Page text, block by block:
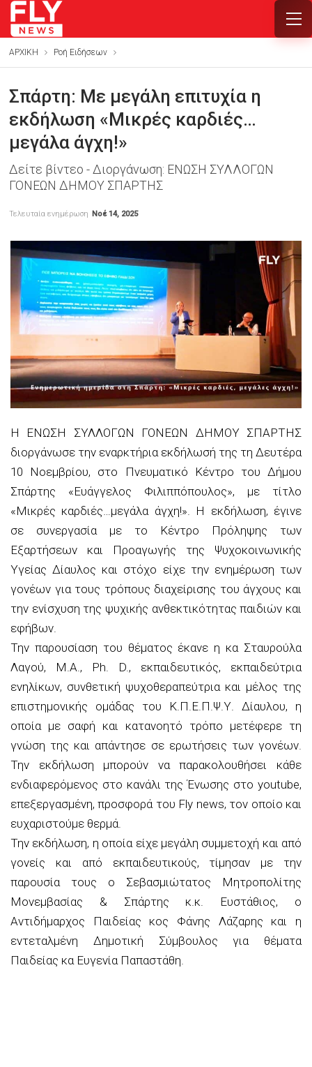
ΑΡΧΙΚΗ Ροή Ειδήσεων
Σπάρτη: Με μεγάλη επιτυχία η
εκδήλωση «Μικρές καρδιές…
μεγάλα άγχη!»
Δείτε βίντεο - Διοργάνωση: ΕΝΩΣΗ ΣΥΛΛΟΓΩΝ
ΓΟΝΕΩΝ ΔΗΜΟΥ ΣΠΑΡΤΗΣ
Τελευταία ενημέρωση Νοέ 14, 2025
Η ΕΝΩΣΗ ΣΥΛΛΟΓΩΝ ΓΟΝΕΩΝ ΔΗΜΟΥ ΣΠΑΡΤΗΣ
διοργάνωσε την εναρκτήρια εκδήλωσή της τη Δευτέρα
10 Νοεμβρίου, στο Πνευματικό Κέντρο του Δήμου
Σπάρτης «Ευάγγελος Φιλιππόπουλος», με τίτλο
«Μικρές καρδιές…μεγάλα άγχη!». Η εκδήλωση, έγινε
σε συνεργασία με το Κέντρο Πρόληψης των
Εξαρτήσεων και Προαγωγής της Ψυχοκοινωνικής
Υγείας Δίαυλος και στόχο είχε την ενημέρωση των
γονέων για τους τρόπους διαχείρισης του άγχους και
την ενίσχυση της ψυχικής ανθεκτικότητας παιδιών και
εφήβων.
Την παρουσίαση του θέματος έκανε η κα Σταυρούλα
Λαγού, M.A., Ph. D., εκπαιδευτικός, εκπαιδεύτρια
ενηλίκων, συνθετική ψυχοθεραπεύτρια και μέλος της
επιστημονικής ομάδας του Κ.Π.Ε.Π.Ψ.Υ. Δίαυλου, η
οποία με σαφή και κατανοητό τρόπο μετέφερε τη
γνώση της και απάντησε σε ερωτήσεις των γονέων.
Την εκδήλωση μπορούν να παρακολουθήσει κάθε
ενδιαφερόμενος στο κανάλι της Ένωσης στο youtube,
επεξεργασμένη, προσφορά του Fly news, τον οποίο και
ευχαριστούμε θερμά.
Την εκδήλωση, η οποία είχε μεγάλη συμμετοχή και από
γονείς και από εκπαιδευτικούς, τίμησαν με την
παρουσία τους ο Σεβασμιώτατος Μητροπολίτης
Μονεμβασίας & Σπάρτης κ.κ. Ευστάθιος, ο
Αντιδήμαρχος Παιδείας κος Φάνης Λάζαρης και η
εντεταλμένη Δημοτική Σύμβουλος για θέματα
Παιδείας κα Ευγενία Παπαστάθη.